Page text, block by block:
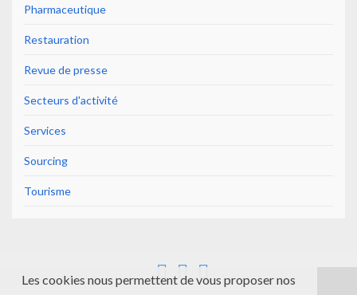
Pharmaceutique
Restauration
Revue de presse
Secteurs d'activité
Services
Sourcing
Tourisme
Les cookies nous permettent de vous proposer nos